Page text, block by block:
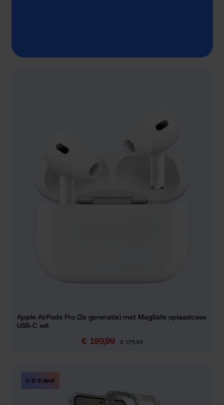
Apple AirPods Pro (2e generatie) met MagSafe oplaadcase
USB-C wit
Verkoopprijs:
€ 199,99 Normale prijs:
€ 279,99
1-2-3 deal